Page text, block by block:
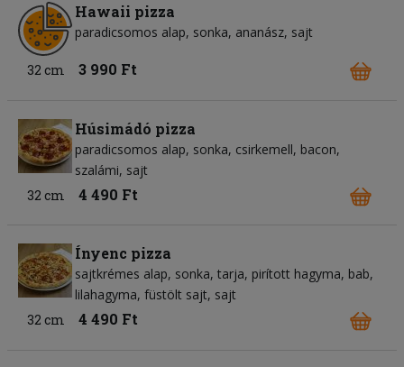
Hawaii pizza
paradicsomos alap sonka ananász sajt
32 cm 3 990 Ft
Húsimádó pizza
paradicsomos alap sonka csirkemell bacon
szalámi sajt
32 cm
4 490 Ft
Ínyenc pizza
sajtkrémes alap sonka tarja pirított hagyma bab
lilahagyma füstölt sajt sajt
32 cm
4 490 Ft